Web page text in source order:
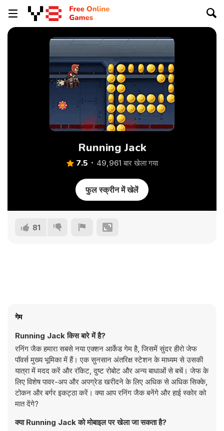
Running Jack
7.5 49,961 बार खेला गया
फुल स्क्रीन में खेलें
81
गेम
Running Jack किस बारे में है?
रनिंग जैक हमारा सबसे नया एक्शन आर्केड गेम है, जिसमें सुंदर हीरो जेफ
पॉवर्स मुख्य भूमिका में हैं। एक सुनसान अंतरिक्ष स्टेशन के माध्यम से उसकी
यात्रा में मदद करें और रॉकेट, दुष्ट रोबोट और अन्य बाधाओं से बचें। जेफ के
लिए विशेष पावर-अप और अपग्रेड खरीदने के लिए अधिक से अधिक सिक्के,
टोकन और बर्गर इकट्ठा करें। क्या आप रनिंग जैक बनेंगे और हाई स्कोर को
मात देंगे?
क्या Running Jack को मोबाइल पर खेला जा सकता है?